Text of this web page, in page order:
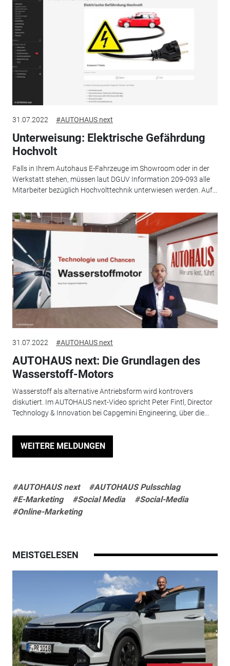
31.07.2022 #AUTOHAUS next
Unterweisung: Elektrische Gefährdung
Hochvolt
Falls in Ihrem Autohaus E-Fahrzeuge im Showroom oder in der
Werkstatt stehen, müssen laut DGUV Information 209-093 alle
Mitarbeiter bezüglich Hochvolttechnik unterwiesen werden. Auf...
31.07.2022 #AUTOHAUS next
AUTOHAUS next: Die Grundlagen des
Wasserstoff-Motors
Wasserstoff als alternative Antriebsform wird kontrovers
diskutiert. Im AUTOHAUS next-Video spricht Peter Fintl, Director
Technology & Innovation bei Capgemini Engineering, über die...
WEITERE MELDUNGEN
#AUTOHAUS next
#AUTOHAUS Pulsschlag
#E-Marketing
#Social Media
#Social-Media
#Online-Marketing
MEISTGELESEN